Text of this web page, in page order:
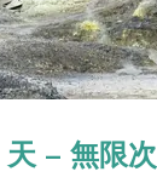
– 無限次